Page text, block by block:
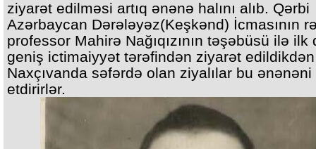
ziyarət edilməsi artıq ənənə halını alıb. Qərbi
Azərbaycan Dərələyəz(Keşkənd) İcmasının
professor Mahirə Nağıqızının təşəbüsü ilə ilk
geniş ictimaiyyət tərəfindən ziyarət
Naxçıvanda səfərdə olan ziyalılar bu
etdirirlər.